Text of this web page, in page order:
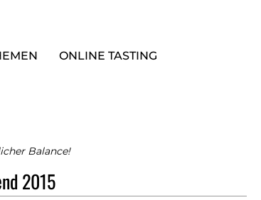
ONLINE TASTING
Balance!
2015